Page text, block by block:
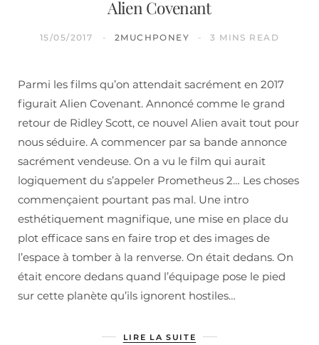
Alien Covenant
15/05/2017 2MUCHPONEY 3 MINS READ
Parmi les films qu’on attendait sacrément en 2017
figurait Alien Covenant. Annoncé comme le grand
retour de Ridley Scott, ce nouvel Alien avait tout pour
nous séduire. A commencer par sa bande annonce
sacrément vendeuse. On a vu le film qui aurait
logiquement du s’appeler Prometheus 2… Les choses
commençaient pourtant pas mal. Une intro
esthétiquement magnifique, une mise en place du
plot efficace sans en faire trop et des images de
l’espace à tomber à la renverse. On était dedans. On
était encore dedans quand l’équipage pose le pied
sur cette planète qu’ils ignorent hostiles…
LIRE LA SUITE